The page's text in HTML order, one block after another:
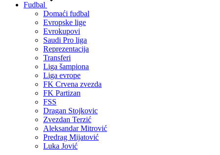
Fudbal
Domaći fudbal
Evropske lige
Evrokupovi
Saudi Pro liga
Reprezentacija
Transferi
Liga šampiona
Liga evrope
FK Crvena zvezda
FK Partizan
FSS
Dragan Stojkovic
Zvezdan Terzić
Aleksandar Mitrović
Predrag Mijatović
Luka Jović